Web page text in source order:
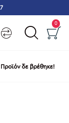
0
δε βρέθηκε!